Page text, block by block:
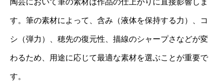
す。筆の素材によって、含み（液体を保持する力）、コ
シ（弾力）、穂先の復元性、描線のシャープさなどが変
わるため、用途に応じて最適な素材を選ぶことが重要で
す。